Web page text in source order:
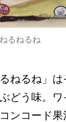
るねるね
ねるね」
どう味。
ンコード